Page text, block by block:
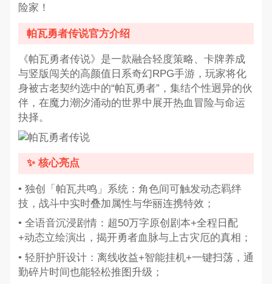
险家！
帕瓦勇者传说官方介绍
《帕瓦勇者传说》是一款融合轻度策略、卡牌养成
与竖版闯关的高颜值日系奇幻RPG手游，玩家将化
身被古老契约选中的“帕瓦勇者”，集结个性迥异的伙
伴，在魔力潮汐涌动的世界中展开热血冒险与命运
抉择。
✨ 核心亮点
• 独创「帕瓦共鸣」系统：角色间可触发动态羁绊
技，战斗中实时叠加属性与华丽连携特效；
• 全语音沉浸剧情：超50万字原创剧本+全程日配
+动态立绘演出，揭开勇者血脉与上古灾厄的真相；
• 轻肝护肝设计：离线收益+智能挂机+一键扫荡，通
勤碎片时间也能轻松推图升级；